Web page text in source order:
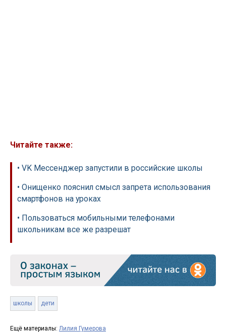
Читайте также:
• VK Мессенджер запустили в российские школы
• Онищенко пояснил смысл запрета использования
смартфонов на уроках
• Пользоваться мобильными телефонами
школьникам все же разрешат
школы дети
Ещё материалы: Лилия Гумерова